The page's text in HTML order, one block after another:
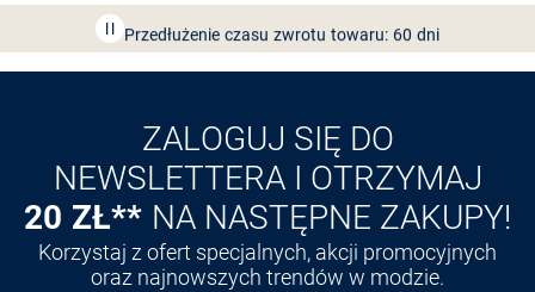
Przedłużenie czasu zwrotu towaru: 60 dni
Odkryj aplikację VANGRAAF
ZALOGUJ SIĘ DO
NEWSLETTERA I OTRZYMAJ
20 ZŁ** NA NASTĘPNE ZAKUPY!
Korzystaj z ofert specjalnych, akcji promocyjnych
oraz najnowszych trendów w modzie.